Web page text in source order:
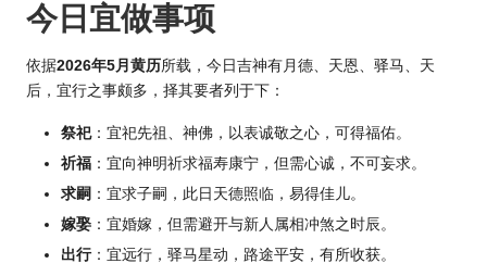
今日宜做事项
依据2026年5月 黄历所载，今日吉神有月德、天恩、驿马、天
后，宜行之事颇多，择其要者列于下：
祭祀：宜祀先祖、神佛，以表诚敬之心，可得福佑。
祈福 ：宜向神明祈求福寿康宁，但需心诚，不可妄求。
求嗣 ：宜求子嗣，此日天德照临，易得佳儿。
嫁娶 ：宜婚嫁，但需避开与新人属相冲煞之时辰。
出行：宜远行，驿马星动，路途平安，有所收获。